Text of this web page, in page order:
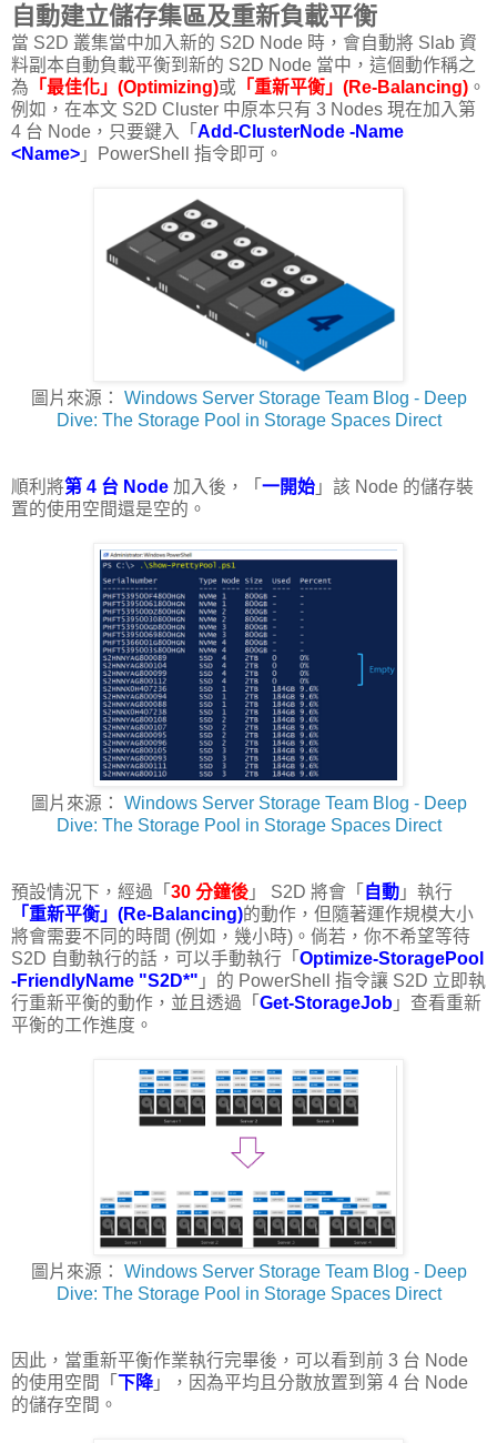
自動建立儲存集區及重新負載平衡
當 S2D 叢集當中加入新的 S2D Node 時，會自動將 Slab 資
料副本自動負載平衡到新的 S2D Node 當中，這個動作稱之
為 「最佳化」(Optimizing)或 「重新平衡」(Re-Balancing) 。
例如，在本文 S2D Cluster 中原本只有 3 Nodes 現在加入第
4 台 Node，只要鍵入「 Add-ClusterNode -Name
<Name> 」PowerShell 指令即可。
圖片來源： Windows Server Storage Team Blog - Deep
Dive: The Storage Pool in Storage Spaces Direct
順利將第 4 台 Node 加入後，「 一開始 」該 Node 的儲存裝
置的使用空間還是空的。
圖片來源： Windows Server Storage Team Blog - Deep
Dive: The Storage Pool in Storage Spaces Direct
預設情況下，經過「 30 分鐘後 」 S2D 將會「 自動 」執行
「重新平衡」(Re-Balancing)的動作，但隨著運作規模大小
將會需要不同的時間 (例如，幾小時)。倘若，你不希望等待
S2D 自動執行的話，可以手動執行「 Optimize-StoragePool
-FriendlyName "S2D*" 」的 PowerShell 指令讓 S2D 立即執
行重新平衡的動作，並且透過「 Get-StorageJob 」查看重新
平衡的工作進度。
圖片來源： Windows Server Storage Team Blog - Deep
Dive: The Storage Pool in Storage Spaces Direct
因此，當重新平衡作業執行完畢後，可以看到前 3 台 Node
的使用空間「 下降 」，因為平均且分散放置到第 4 台 Node
的儲存空間。